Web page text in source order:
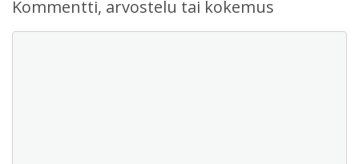
Kommentti, arvostelu tai kokemus